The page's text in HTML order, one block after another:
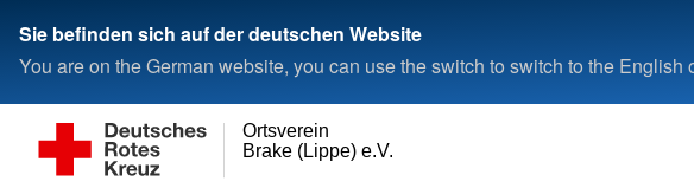
Sie befinden sich auf der deutschen Website
You are on the German website, you can use the switch to switch to the English
Brake (Lippe) e.V.
Ortsverein